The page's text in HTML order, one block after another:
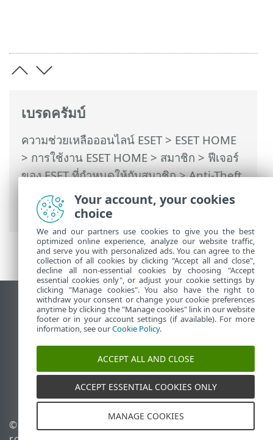
เบรดครัมบ์
ความช่วยเหลือออนไลน์ ESET> ESET HOME
> การใช้งาน ESET HOME > สมาชิก > ฟีเจอร์
ของ ESET ที่กำหนดให้กับสมาชิก>Anti-Theft
อุปกรณ์ที่ได้รับการป้องกันโดย Anti-Theft
การทำงาน
ดูไซต์เดสก์ท็อป
End of Life
ESET Status Portal
ฝ่ายสนับสนุนประจำภูมิภาค
© 1992 - 2026 ESET, spol. s
จัดการคุกกี้
Your account, your cookies
choice
We and our partners use cookies to give you the best
optimized online experience, analyze our website traffic,
and serve you with personalized ads. You can agree to the
collection of all cookies by clicking "Accept all and close",
decline all non-essential cookies by choosing "Accept
essential cookies only", or adjust your cookie settings by
clicking "Manage cookies". You also have the right to
withdraw your consent or change your cookie preferences
anytime by clicking the "Manage cookies" link in our website
footer or in your account settings (if available). For more
information, see ourCookie Policy.
ACCEPT ALL AND CLOSE
ACCEPT ESSENTIAL COOKIES ONLY
MANAGE COOKIES